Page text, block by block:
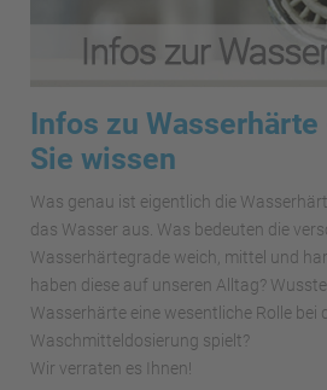
Infos zu
Sie wissen
Was genau ist eigentlich die
das Wasser aus. Was bedeuten die
Wasserhärtegrade weich, mittel und
haben diese auf unseren Alltag?
Wasserhärte eine wesentliche Rolle bei
Waschmitteldosierung spielt?
Wir verraten es Ihnen!